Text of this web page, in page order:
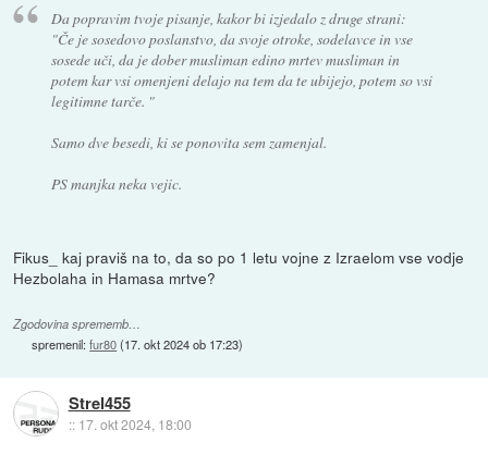
Da popravim tvoje pisanje, kakor bi izjedalo z druge strani:
"Če je sosedovo poslanstvo, da svoje otroke, sodelavce in vse
sosede uči, da je dober musliman edino mrtev musliman in
potem kar vsi omenjeni delajo na tem da te ubijejo, potem so vsi
legitimne tarče. "
Samo dve besedi, ki se ponovita sem zamenjal.
PS manjka neka vejic.
Fikus_ kaj praviš na to, da so po 1 letu vojne z Izraelom vse vodje
Hezbolaha in Hamasa mrtve?
Zgodovina sprememb…
spremenil:fur80(17. okt 2024 ob 17:23)
Strel455
:: 17. okt 2024, 18:00